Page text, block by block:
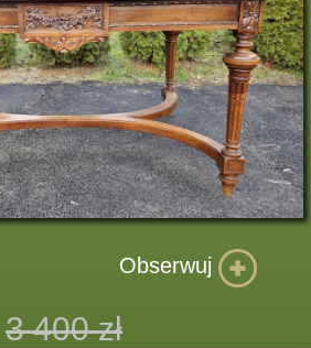
Obserwuj
3 400 zł